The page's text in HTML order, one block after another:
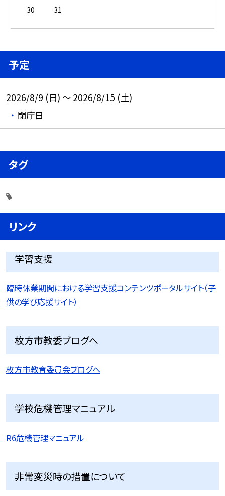
30
31
予定
2026/8/9 (日) ～ 2026/8/15 (土)
閉庁日
タグ
リンク
学習支援
臨時休業期間における学習支援コンテンツポータルサイト（子
供の学び応援サイト）
枚方市教委ブログへ
枚方市教育委員会ブログへ
学校危機管理マニュアル
R6危機管理マニュアル
非常変災時の措置について